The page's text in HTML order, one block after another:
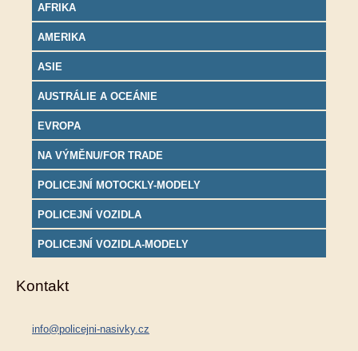
AFRIKA
AMERIKA
ASIE
AUSTRÁLIE A OCEÁNIE
EVROPA
NA VÝMĚNU/FOR TRADE
POLICEJNÍ MOTOCKLY-MODELY
POLICEJNÍ VOZIDLA
POLICEJNÍ VOZIDLA-MODELY
Kontakt
info@policejni-nasivky.cz